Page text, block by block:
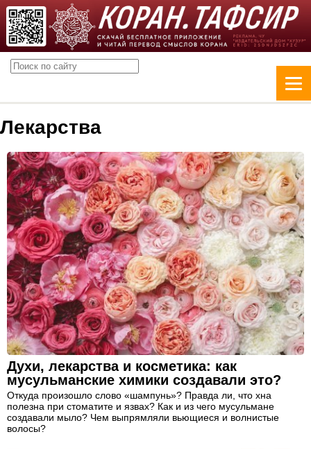
Лекарства
Духи, лекарства и косметика: как
мусульманские химики создавали это?
Откуда произошло слово «шампунь»? Правда ли, что хна
полезна при стоматите и язвах? Как и из чего мусульмане
создавали мыло? Чем выпрямляли вьющиеся и волнистые
волосы?